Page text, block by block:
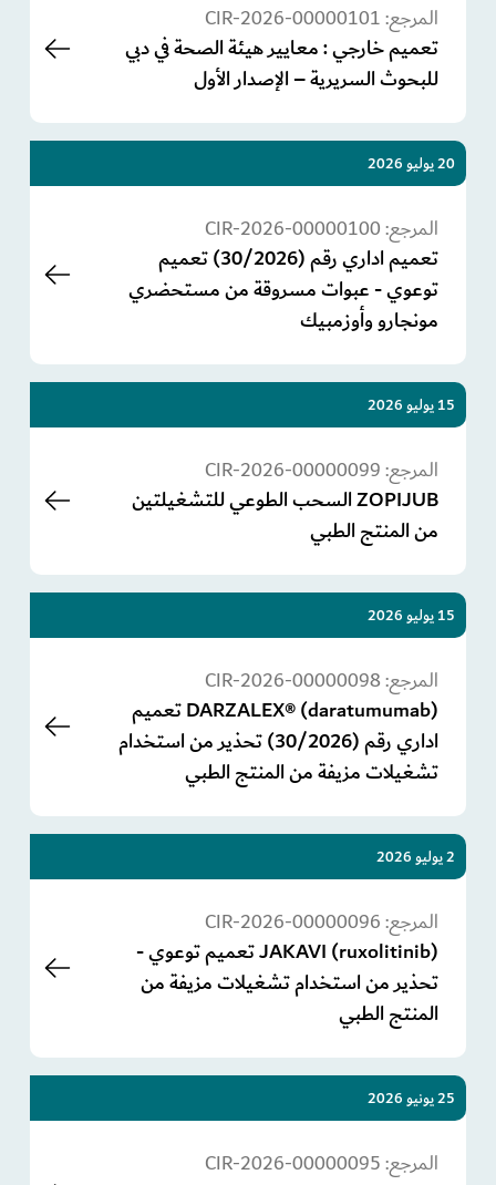
المرجع:CIR-2026-00000101
تعميم خارجي : معايير هيئة الصحة في دبي
للبحوث السريرية – الإصدار الأول
20 يوليو 2026
المرجع:CIR-2026-00000100
تعميم اداري رقم (30/2026) تعميم
توعوي - عبوات مسروقة من مستحضري
مونجارو وأوزمبيك
15 يوليو 2026
المرجع:CIR-2026-00000099
ZOPIJUB السحب الطوعي للتشغيلتين
من المنتج الطبي
15 يوليو 2026
المرجع:CIR-2026-00000098
DARZALEX® (daratumumab) تعميم
اداري رقم (30/2026) تحذير من استخدام
تشغيلات مزيفة من المنتج الطبي
2 يوليو 2026
المرجع:CIR-2026-00000096
JAKAVI (ruxolitinib) تعميم توعوي -
تحذير من استخدام تشغيلات مزيفة من
المنتج الطبي
25 يونيو 2026
المرجع:CIR-2026-00000095